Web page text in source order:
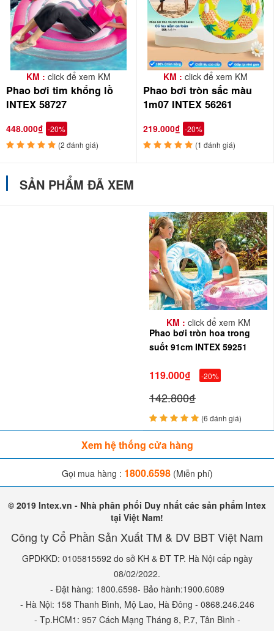
KM : click để xem KM
Phao bơi tim khổng lồ
INTEX 58727
448.000₫ -20%
(2 đánh giá)
KM : click để xem KM
Phao bơi tròn sắc màu
1m07 INTEX 56261
219.000₫ -20%
(1 đánh giá)
SẢN PHẨM ĐÃ XEM
KM : click để xem KM
Phao bơi tròn hoa trong
suốt 91cm INTEX 59251
119.000₫ -20%
142.800₫
(6 đánh giá)
Xem hệ thống cửa hàng
Gọi mua hàng : 1800.6598(Miễn phí)
© 2019 Intex.vn - Nhà phân phối Duy nhất các sản phẩm Intex
tại Việt Nam!
Công ty Cổ Phần Sản Xuất TM & DV BBT Việt Nam
GPDKKD: 0105815592 do sở KH & ĐT TP. Hà Nội cấp ngày
08/02/2022.
- Đặt hàng: 1800.6598- Bảo hành:1900.6089
- Hà Nội: 158 Thanh Bình, Mộ Lao, Hà Đông - 0868.246.246
- Tp.HCM1: 957 Cách Mạng Tháng 8, P.7, Tân Bình -